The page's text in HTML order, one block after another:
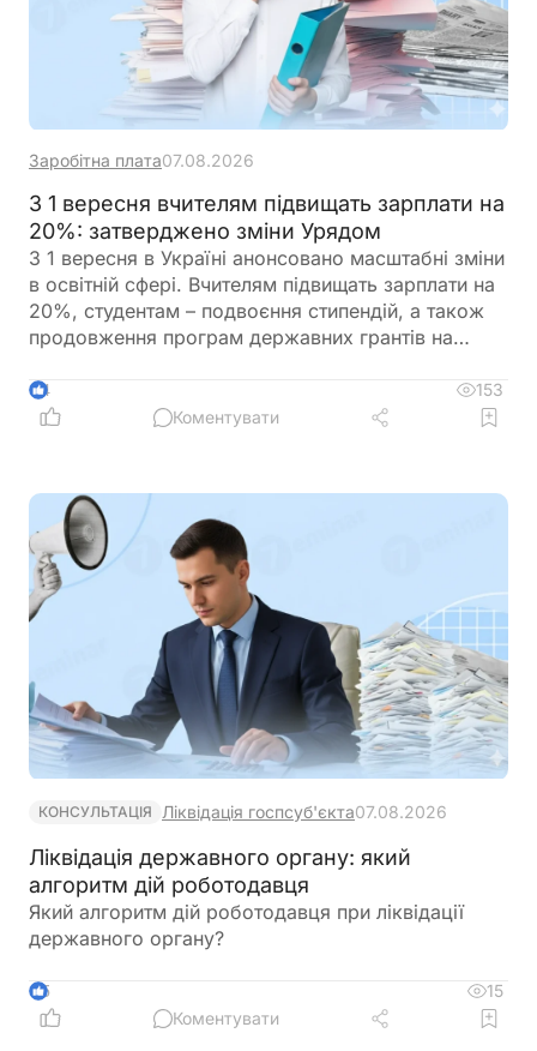
Заробітна плата07.08.2026
З 1 вересня вчителям підвищать зарплати на
20%: затверджено зміни Урядом
З 1 вересня в Україні анонсовано масштабні зміни
в освітній сфері. Вчителям підвищать зарплати на
20%, студентам – подвоєння стипендій, а також
продовження програм державних грантів на
праці педагогів, яка передбачає нові посадові
оклади та поступовий перехід від Єдиної тарифної
4
153
Коментувати
КОНСУЛЬТАЦІЯ Ліквідація госпсуб'єкта07.08.2026
Ліквідація державного органу: який
алгоритм дій роботодавця
Який алгоритм дій роботодавця при ліквідації
державного органу?
5
15
Коментувати